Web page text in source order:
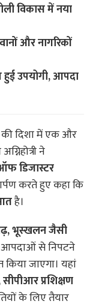
विकास में नया
और नागरिकों
उपयोगी, आपदा
की दिशा में एक और
ने
डिजास्टर
करते हुए कहा कि
है।
भूस्खलन जैसी
से निपटने
जाएगा। यहां
प्रशिक्षण
के लिए तैयार